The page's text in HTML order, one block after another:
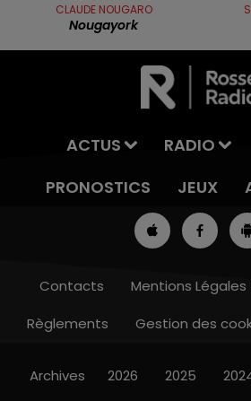
7h00 - 10h00
CLAUDE NOUGARO
Nougayork
ACTUS RADIO
PRONOSTICS
JEUX
Contacts Mentions Légales
Règlements
Gestion des
Archives 2026 2025